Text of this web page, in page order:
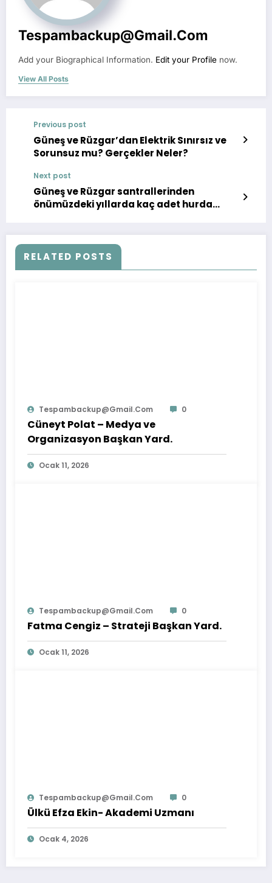
Tespambackup@gmail.com
Add your Biographical Information. Edit your Profile now.
View All Posts
Previous post
Güneş ve Rüzgar’dan Elektrik Sınırsız ve
Sorunsuz mu? Gerçekler Neler?
Next post
Güneş ve Rüzgar santrallerinden
önümüzdeki yıllarda kaç adet hurda
RELATED POSTS
Tespambackup@gmail.com 0
Cüneyt Polat – Medya ve
Organizasyon Başkan Yard.
Ocak 11, 2026
Tespambackup@gmail.com 0
Fatma Cengiz – Strateji Başkan Yard.
Ocak 11, 2026
Tespambackup@gmail.com 0
Ülkü Efza Ekin- Akademi Uzmanı
Ocak 4, 2026